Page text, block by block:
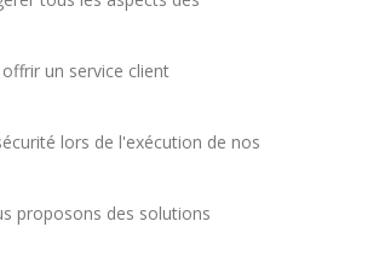
un service client
lors de l'exécution de nos
proposons des solutions